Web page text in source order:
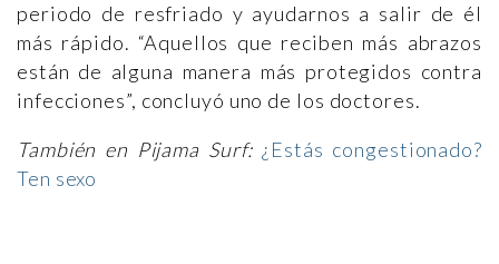
periodo de resfriado y ayudarnos a salir de él
más rápido. “Aquellos que reciben más abrazos
están de alguna manera más protegidos contra
infecciones”, concluyó uno de los doctores.
También en Pijama Surf:¿Estás congestionado?
Ten sexo